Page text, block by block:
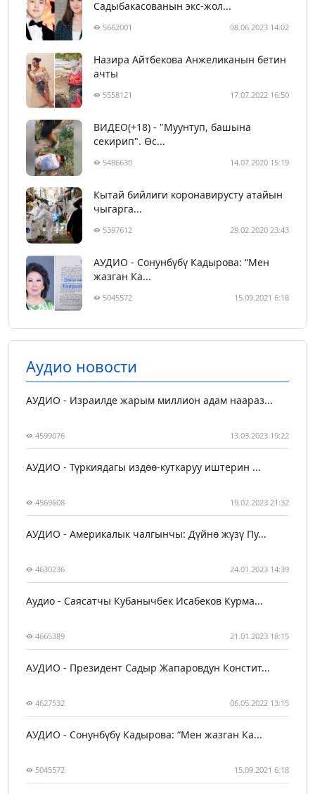
Садыбакасованын экс-жол...
5662001 08.06.2023 14:02
Назира Айтбекова Анжеликанын бетин
ачты
5558121 17.07.2022 16:50
ВИДЕО(+18) - "Муунтуп, башына
секирип". Өс...
5486630 14.07.2020 15:19
Кытай бийлиги коронавирусту атайын
чыгарга...
5397612 29.02.2020 23:43
АУДИО - Сонунбүбү Кадырова: “Мен
жазган Ка...
5045572 15.09.2021 6:18
Аудио новости
АУДИО - Израилде жарым миллион адам наараз...
4599076 13.03.2023 19:22
АУДИО - Түркиядагы издөө-куткаруу иштерин ...
4569608 19.02.2023 21:32
АУДИО - Америкалык чалгынчы: Дүйнө жүзү Пу...
4630236 24.01.2023 14:39
Аудио - Саясатчы Кубанычбек Исабеков Курма...
4665389 21.01.2023 18:15
АУДИО - Президент Садыр Жапаровдун Констит...
4627532 06.05.2022 13:15
АУДИО - Сонунбүбү Кадырова: “Мен жазган Ка...
5045572 15.09.2021 6:18